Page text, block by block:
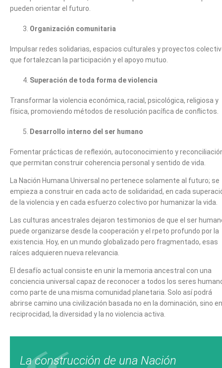
pueden orientar el futuro.
Organización comunitaria
Impulsar redes solidarias, espacios culturales y proyectos
que fortalezcan la participación y el apoyo mutuo.
Superación de toda forma de violencia
Transformar la violencia económica, racial, psicológica, religiosa y
física, promoviendo métodos de resolución pacífica de conflictos.
Desarrollo interno del ser humano
Fomentar prácticas de reflexión, autoconocimiento y
que permitan construir coherencia personal y sentido de vida.
La Nación Humana Universal no pertenece solamente al futuro; se
empieza a construir en cada acto de solidaridad, en cada
de la violencia y en cada esfuerzo colectivo por humanizar la vida.
Las culturas ancestrales dejaron testimonios de que el ser
puede organizarse desde la cooperación y el rpeto profundo por la
existencia. Hoy, en un mundo globalizado pero fragmentado, esas
raíces adquieren nueva relevancia.
El desafío actual consiste en unir la memoria ancestral con una
conciencia universal capaz de reconocer a todos los seres
como parte de una misma comunidad planetaria. Solo así podrá
abrirse camino una civilización basada no en la dominación, sino
reciprocidad, la diversidad y la no violencia activa.
La construcción de una Nación